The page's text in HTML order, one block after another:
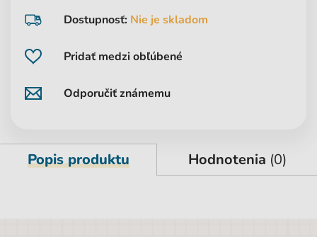
Pridať medzi obľúbené
Odporučiť známemu
Dostupnosť: Nie je skladom
Popis produktu Hodnotenia (0)